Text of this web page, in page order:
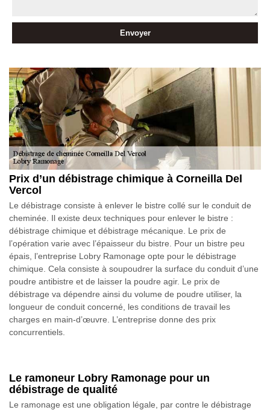
Prix d’un débistrage chimique à Corneilla Del
Vercol
Le débistrage consiste à enlever le bistre collé sur le conduit de
cheminée. Il existe deux techniques pour enlever le bistre :
débistrage chimique et débistrage mécanique. Le prix de
l’opération varie avec l’épaisseur du bistre. Pour un bistre peu
épais, l’entreprise Lobry Ramonage opte pour le débistrage
chimique. Cela consiste à soupoudrer la surface du conduit d’une
poudre antibistre et de laisser la poudre agir. Le prix de
débistrage va dépendre ainsi du volume de poudre utiliser, la
longueur de conduit concerné, les conditions de travail les
charges en main-d’œuvre. L’entreprise donne des prix
concurrentiels.
Le ramoneur Lobry Ramonage pour un
débistrage de qualité
Le ramonage est une obligation légale, par contre le débistrage